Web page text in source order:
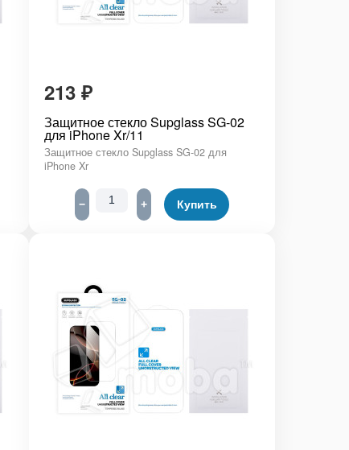
213₽
Защитное стекло Supglass SG-02
для iPhone Xr/11
Защитное стекло Supglass SG-02 для
iPhone Xr
− + Купить